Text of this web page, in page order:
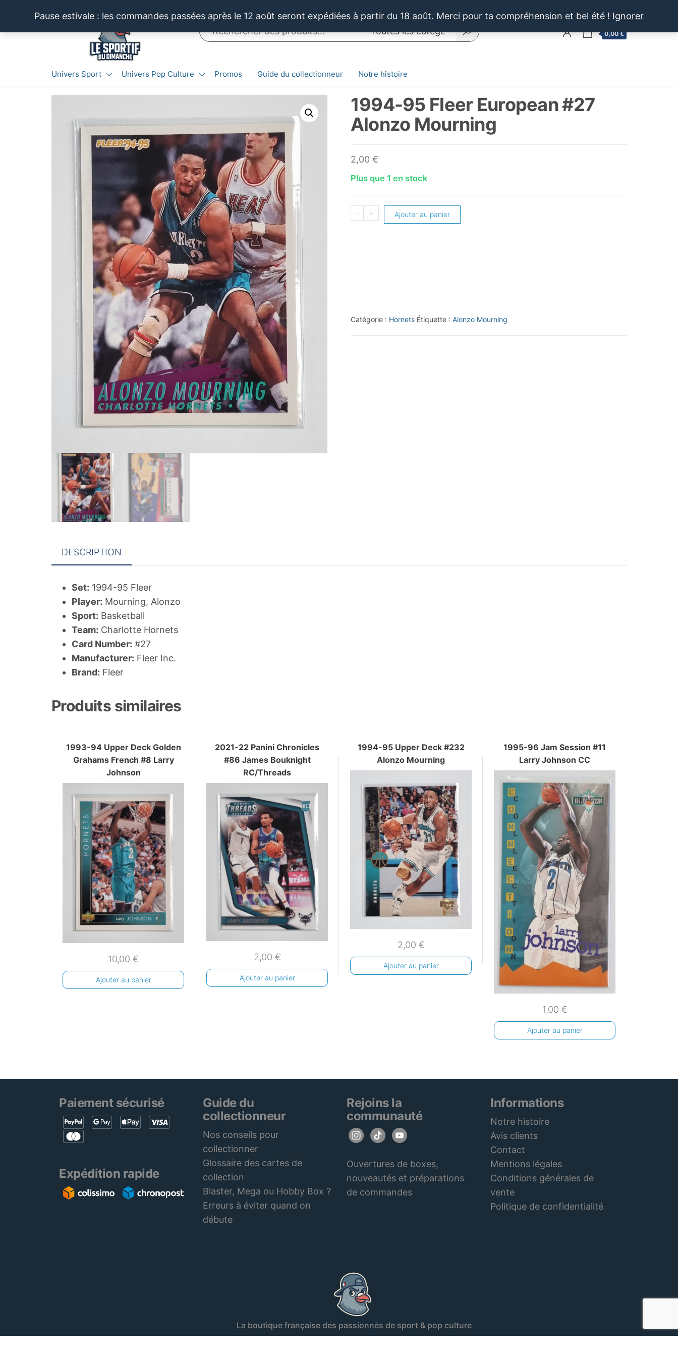
contenu
Pause estivale : les commandes passées après le 12 août seront expédiées à partir du 18 août. Merci pour ta compréhension et bel été ! Ignorer
LE SPORTIF
DU
et
produits
sport et
0,00 €
Univers Sport Univers Pop Culture Promos Guide du collectionneur Notre histoire
1994-95 Fleer European #27
Alonzo Mourning
2,00 €
Plus que 1 en stock
-
quantité
Mourning
+ Ajouter au panier
Catégorie : Hornets Étiquette : Alonzo Mourning
DESCRIPTION
Set: 1994-95 Fleer
Player: Mourning, Alonzo
Sport: Basketball
Team: Charlotte Hornets
Card Number: #27
Manufacturer: Fleer Inc.
Brand: Fleer
Produits similaires
1993-94 Upper Deck Golden
Grahams French #8 Larry
Johnson
10,00 €
Ajouter au panier
2021-22 Panini Chronicles
#86 James Bouknight
RC/Threads
2,00 €
Ajouter au panier
1994-95 Upper Deck #232
Alonzo Mourning
2,00 €
Ajouter au panier
1995-96 Jam Session #11
Larry Johnson CC
1,00 €
Ajouter au panier
Paiement sécurisé
Expédition rapide
Guide du
collectionneur
Nos conseils pour
collectionner
Glossaire des cartes de
collection
Blaster, Mega ou Hobby Box ?
Erreurs à éviter quand on
débute
Rejoins la
communauté
Ouvertures de boxes,
nouveautés et préparations
de commandes
Informations
Notre histoire
Avis clients
Contact
Mentions légales
Conditions générales de
vente
Politique de confidentialité
La boutique française des passionnés de sport & pop culture